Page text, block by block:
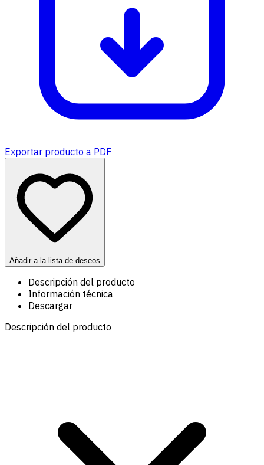
Exportar producto a PDF
Añadir a la lista de deseos
Descripción del producto
Información técnica
Descargar
Descripción del producto